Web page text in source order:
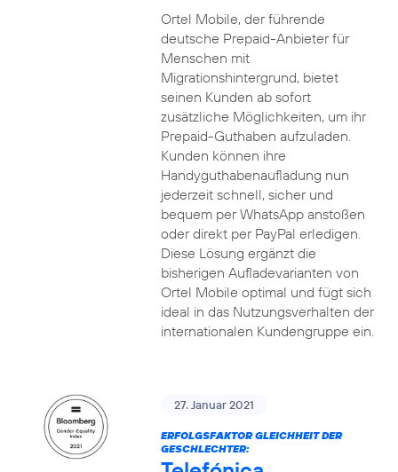
Ortel Mobile, der führende
deutsche Prepaid-Anbieter für
Menschen mit
Migrationshintergrund, bietet
seinen Kunden ab sofort
zusätzliche Möglichkeiten, um ihr
Prepaid-Guthaben aufzuladen.
Kunden können ihre
Handyguthabenaufladung nun
jederzeit schnell, sicher und
bequem per WhatsApp anstoßen
oder direkt per PayPal erledigen.
Diese Lösung ergänzt die
bisherigen Aufladevarianten von
Ortel Mobile optimal und fügt sich
ideal in das Nutzungsverhalten der
internationalen Kundengruppe ein.
27. Januar 2021
ERFOLGSFAKTOR GLEICHHEIT DER
GESCHLECHTER: